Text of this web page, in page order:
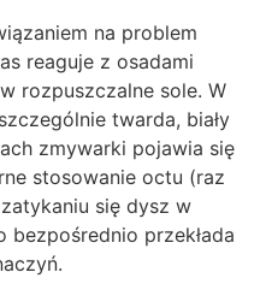
na problem
reaguje z osadami
rozpuszczalne sole. W
twarda, biały
zmywarki pojawia się
stosowanie octu (raz
się dysz w
bezpośrednio przekłada